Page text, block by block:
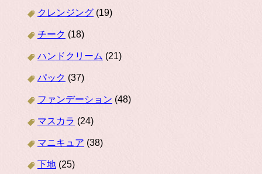
クレンジング (19)
チーク (18)
ハンドクリーム (21)
パック (37)
ファンデーション (48)
マスカラ (24)
マニキュア (38)
下地 (25)